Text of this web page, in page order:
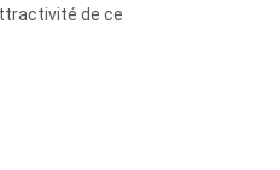
de ce